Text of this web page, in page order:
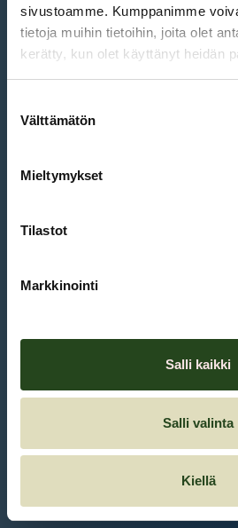
sivustoamme. Kumppanimme
tietoja muihin tietoihin, joita olet
kerätty, kun olet käyttänyt heidän
valinta
Välttämätön
Mieltymykset
Tilastot
Markkinointi
Salli kaikki
Salli valinta
Kiellä
Et ole kirjautunut sisään.